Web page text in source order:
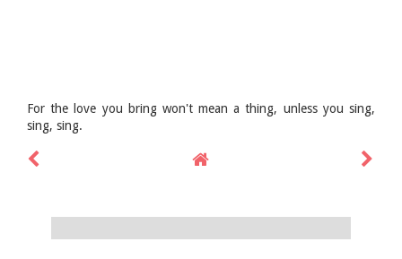
For the love you bring won't mean a thing, unless you sing,
sing, sing.